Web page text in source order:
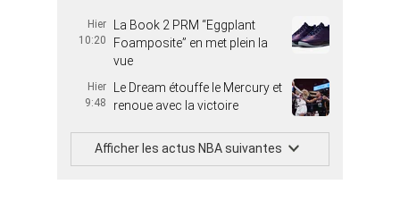
Hier
10:20
La Book 2 PRM “Eggplant
Foamposite” en met plein la
vue
Hier
9:48
Le Dream étouffe le Mercury et
renoue avec la victoire
Afficher les actus NBA suivantes